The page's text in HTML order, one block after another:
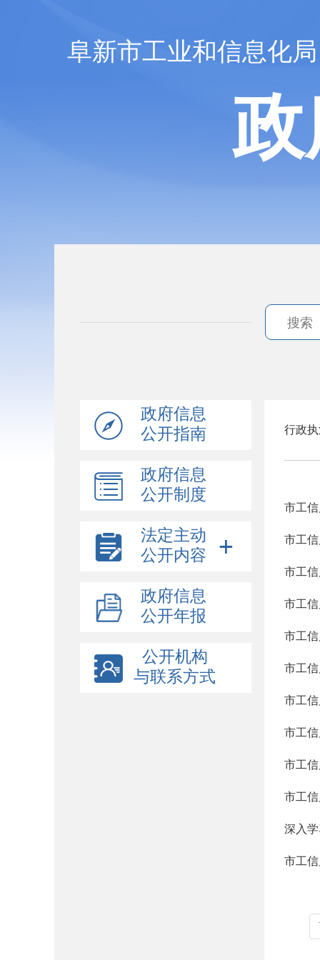
阜新市工业和信息化局
政府信息
公开指南
政府信息
公开制度
法定主动
公开内容
政府信息
公开年报
公开机构
与联系方式
行政
市工
市工
市工
市工
市工
市工
市工
市工
市工
市工
深入
市工